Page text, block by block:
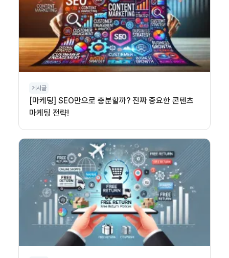
게시글
[마케팅] SEO만으로 충분할까? 진짜 중요한 콘텐츠
마케팅 전략!